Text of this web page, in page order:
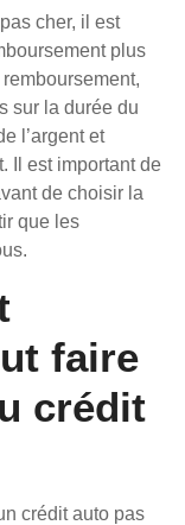
cher, il est
plus
sur la durée du
l’argent et
Il est important de
de choisir la
que les
faire
crédit
crédit auto pas